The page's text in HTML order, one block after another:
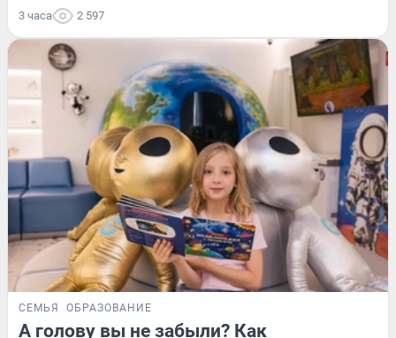
3 часа 2 597
СЕМЬЯ ОБРАЗОВАНИЕ
А голову вы не забыли? Как